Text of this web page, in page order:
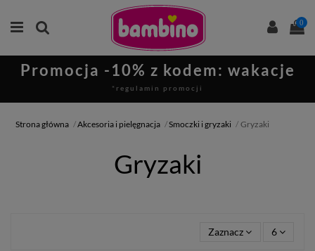
0
Promocja -10% z kodem: wakacje
*regulamin promocji
Strona główna Akcesoria i pielęgnacja Smoczki i gryzaki Gryzaki
Gryzaki
Zaznacz 6